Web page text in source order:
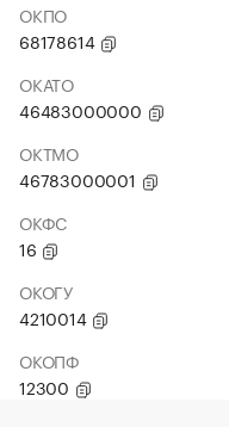
ОКПО
68178614
ОКАТО
46483000000
ОКТМО
46783000001
ОКФС
16
ОКОГУ
4210014
ОКОПФ
12300